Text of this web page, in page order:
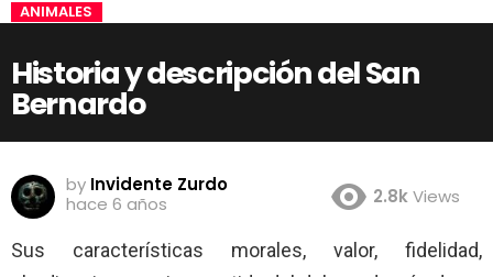
ANIMALES
Historia y descripción del San
Bernardo
by Invidente Zurdo
hace 6 años
2.8kViews
Sus características morales, valor, fidelidad,